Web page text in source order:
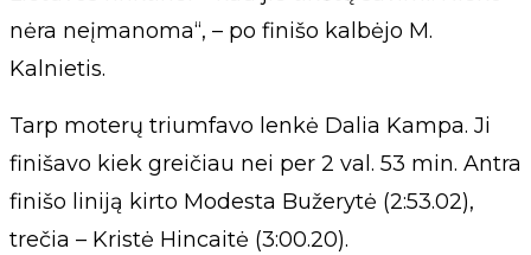
nėra neįmanoma“, – po finišo kalbėjo M.
Kalnietis.
Tarp moterų triumfavo lenkė Dalia Kampa. Ji
finišavo kiek greičiau nei per 2 val. 53 min. Antra
finišo liniją kirto Modesta Bužerytė (2:53.02),
trečia – Kristė Hincaitė (3:00.20).